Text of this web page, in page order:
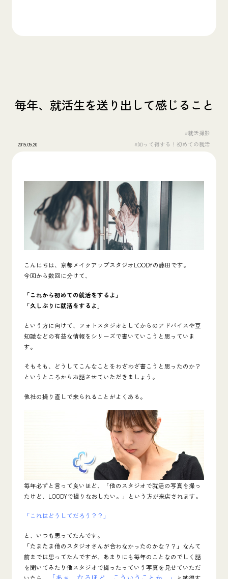
毎年、就活生を送り出して感じること
2019.09.20
#就活撮影
#知って得する！初めての就活
こんにちは、京都メイクアップスタジオLOODYの藤田です。
今回から数回に分けて、
「これから初めての就活をするよ」
「久しぶりに就活をするよ」
という方に向けて、フォトスタジオとしてからのアドバイスや豆
知識などの有益な情報をシリーズで書いていこうと思っていま
す。
そもそも、
どうしてこんなことをわざわざ書こうと思ったのか？
というところからお話させていただきましょう。
他社の撮り直しで来られることがよくある。
毎年必ずと言って良いほど、
「他のスタジオで就活の写真を撮っ
たけど、LOODYで撮りなおしたい。」 という方が来店されます。
「これはどうしてだろう？？」
と、いつも思ってたんです。
「たまたま他のスタジオさんが合わなかったのかな？？」なんて
前までは思ってたんですが、あまりにも毎年のことなのでしく話
を聞いてみたり他スタジオで撮ったっていう写真を見せていただ